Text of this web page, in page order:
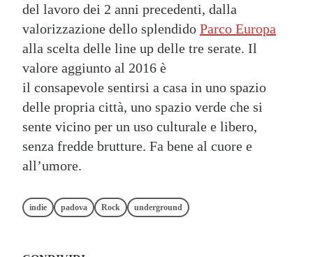
del lavoro dei 2 anni precedenti, dalla
valorizzazione dello splendido Parco Europa
alla scelta delle line up delle tre serate. Il
valore aggiunto al 2016 è
il consapevole sentirsi a casa in uno spazio
delle propria città, uno spazio verde che si
sente vicino per un uso culturale e libero,
senza fredde brutture. Fa bene al cuore e
all’umore.
indie padova Rock underground